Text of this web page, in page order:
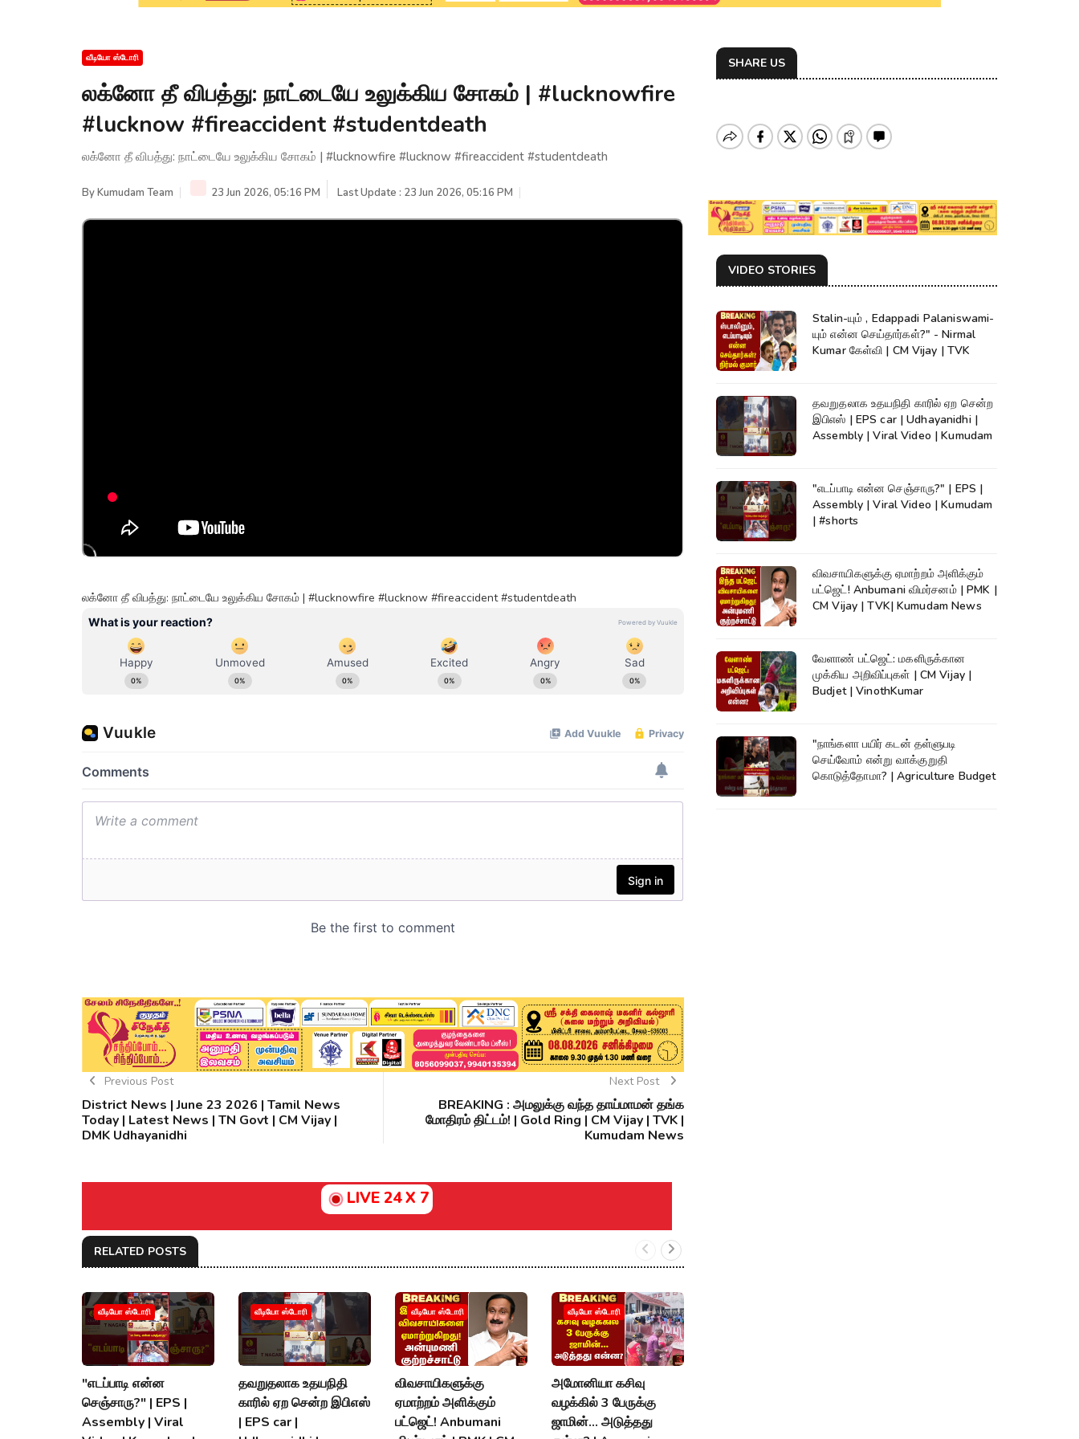
வீடியோ ஸ்டோரி
லக்னோ தீ விபத்து: நாட்டையே உலுக்கிய சோகம் | #lucknowfire
#lucknow #fireaccident #studentdeath
லக்னோ தீ விபத்து: நாட்டையே உலுக்கிய சோகம் | #lucknowfire #lucknow #fireaccident #studentdeath
ByKumudam Team 23 Jun 2026, 05:16 PM Last Update : 23 Jun 2026, 05:16 PM
லக்னோ தீ விபத்து: நாட்டையே உலுக்கிய சோகம் | #lucknowfire #lucknow #fireaccident #studentdeath
Previous Post
District News | June 23 2026 | Tamil News
Today | Latest News | TN Govt | CM Vijay |
DMK Udhayanidhi
Next Post
BREAKING : அமலுக்கு வந்த தாய்மாமன் தங்க
மோதிரம் திட்டம்! | Gold Ring | CM Vijay | TVK |
Kumudam News
LIVE 24 X 7
RELATED POSTS
வீடியோ ஸ்டோரி
"எடப்பாடி என்ன
செஞ்சாரு?" | EPS |
Assembly | Viral
வீடியோ ஸ்டோரி
தவறுதலாக உதயநிதி
காரில் ஏற சென்ற இபிஎஸ்
| EPS car |
வீடியோ ஸ்டோரி
விவசாயிகளுக்கு
ஏமாற்றம் அளிக்கும்
பட்ஜெட்! Anbumani
வீடியோ ஸ்டோரி
அமோனியா கசிவு
வழக்கில் 3 பேருக்கு
ஜாமின்... அடுத்தது
SHARE US
VIDEO STORIES
Stalin-யும் , Edappadi Palaniswami-
யும் என்ன செய்தார்கள்?" - Nirmal
Kumar கேள்வி | CM Vijay | TVK
தவறுதலாக உதயநிதி காரில் ஏற சென்ற
இபிஎஸ் | EPS car | Udhayanidhi |
Assembly | Viral Video | Kumudam
"எடப்பாடி என்ன செஞ்சாரு?" | EPS |
Assembly | Viral Video | Kumudam
| #shorts
விவசாயிகளுக்கு ஏமாற்றம் அளிக்கும்
பட்ஜெட்! Anbumani விமர்சனம் | PMK |
CM Vijay | TVK| Kumudam News
வேளாண் பட்ஜெட்: மகளிருக்கான
முக்கிய அறிவிப்புகள் | CM Vijay |
Budjet | VinothKumar
"நாங்களா பயிர் கடன் தள்ளுபடி
செய்வோம் என்று வாக்குறுதி
கொடுத்தோமா? | Agriculture Budget